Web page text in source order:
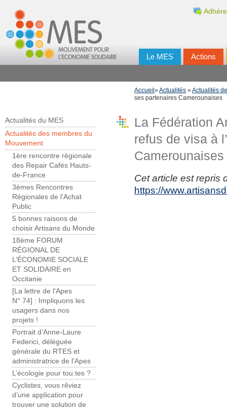
Le MES Actions
Accueil »Actualités »Actualités
ses partenaires Camerounaises
Actualités du MES
Actualités des membres du
Mouvement
1ère rencontre régionale
des Repair Cafés Hauts-
de-France
3èmes Rencontres
Régionales de l’Achat
Public
5 bonnes raisons de
choisir Artisans du Monde
18ème FORUM
RÉGIONAL DE
L’ÉCONOMIE SOCIALE
ET SOLIDAIRE en
Occitanie
[La lettre de l'Apes
N° 74] : Impliquons les
usagers dans nos
projets !
Portrait d’Anne-Laure
Federici, déléguée
générale du RTES et
administratrice de l'Apes
L’écologie pour tou.tes ?
Cyclistes, vous rêviez
d’une application pour
trouver une solution de
La Fédération
refus de visa à
Camerounaises
Cet article est repris
https://